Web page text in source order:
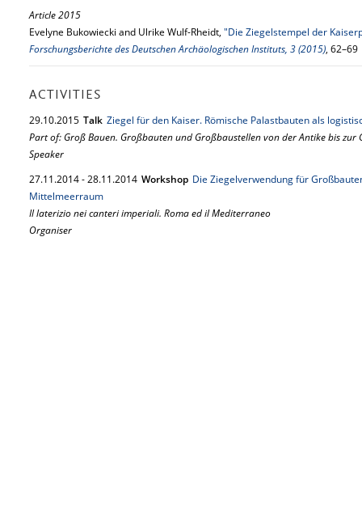
Article 2015
Evelyne Bukowiecki and Ulrike Wulf-Rheidt, "Die Ziegelstempel der
Forschungsberichte des Deutschen Archäologischen Instituts, 3 (2015), 62–69
ACTIVITIES
29.10.2015 Talk Ziegel für den Kaiser. Römische Palastbauten als
Part of: Groß Bauen. Großbauten und Großbaustellen von der Antike bis zur
Speaker
27.11.2014-28.11.2014 Workshop Die Ziegelverwendung für
Mittelmeerraum
Il laterizio nei canteri imperiali. Roma ed il Mediterraneo
Organiser